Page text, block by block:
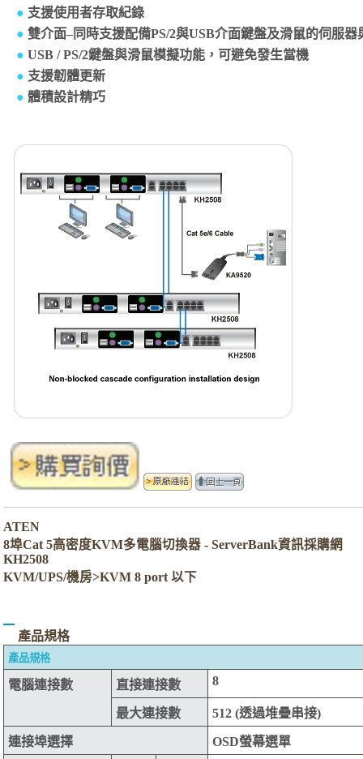
● 支援使用者存取紀錄
● 雙介面–同時支援配備PS/2與USB介面鍵盤及滑鼠的伺服
● USB / PS/2鍵盤與滑鼠模擬功能，可避免發生當機
● 支援韌體更新
● 體積設計精巧
ATEN
8埠Cat 5高密度KVM多電腦切換器 - ServerBank資訊採購網
KH2508
KVM/UPS/機房>KVM 8 port 以下
產品規格
產品規格
電腦連接數 直接連接數 8
最大連接數 512 (透過堆疊串接)
連接埠選擇 OSD螢幕選單